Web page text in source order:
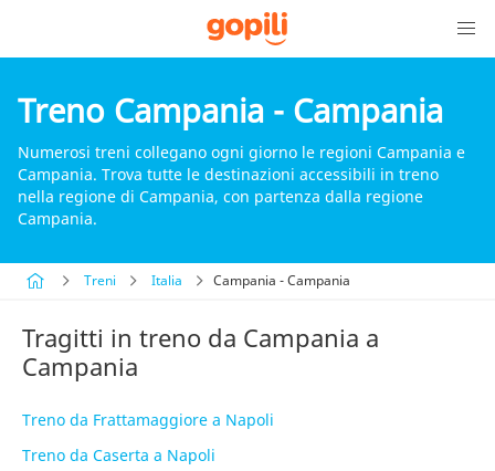
Treno Campania - Campania
Numerosi treni collegano ogni giorno le regioni Campania e
Campania. Trova tutte le destinazioni accessibili in treno
nella regione di Campania, con partenza dalla regione
Campania.
Treni Italia Campania - Campania
Tragitti in treno da Campania a
Campania
Treno da Frattamaggiore a Napoli
Treno da Caserta a Napoli